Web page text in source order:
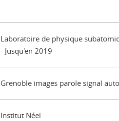
Laboratoire de physique
- Jusqu'en 2019
Grenoble images parole signal
Institut Néel